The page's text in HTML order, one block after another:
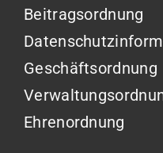
Beitragsordnung
Geschäftsordnung
Ehrenordnung